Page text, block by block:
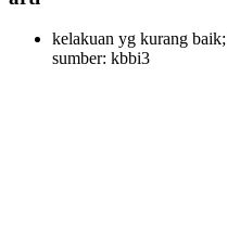
kelakuan yg kurang baik;
sumber: kbbi3